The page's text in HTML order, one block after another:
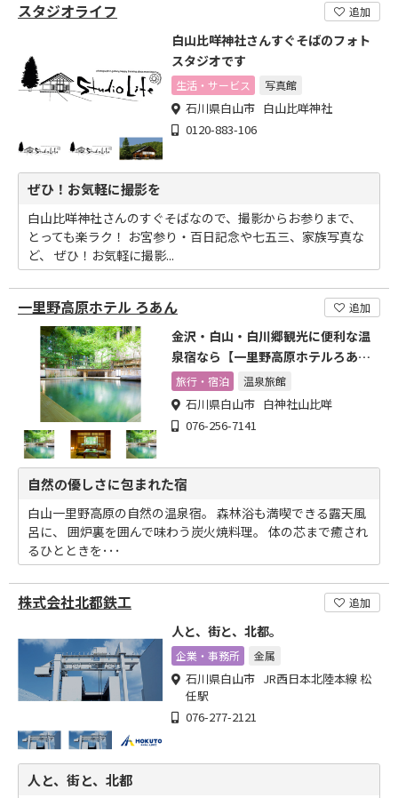
スタジオライフ 追加
白山比咩神社さんすぐそばのフォト
スタジオです
生活・サービス 写真館
石川県白山市 白山比咩神社
0120-883-106
ぜひ！お気軽に撮影を
白山比咩神社さんのすぐそばなので、撮影からお参りまで、
とっても楽ラク！ お宮参り・百日記念や七五三、家族写真な
ど、 ぜひ！お気軽に撮影...
一里野高原ホテル ろあん 追加
金沢・白山・白川郷観光に便利な温
泉宿なら【一里野高原ホテルろあ
ん】へ。
旅行・宿泊 温泉旅館
石川県白山市 白神社山比咩
076-256-7141
自然の優しさに包まれた宿
白山一里野高原の自然の温泉宿。 森林浴も満喫できる露天風
呂に、 囲炉裏を囲んで味わう炭火焼料理。 体の芯まで癒され
るひとときを･･･
株式会社北都鉄工 追加
人と、街と、北都。
企業・事務所 金属
石川県白山市 JR西日本北陸本線 松
任駅
076-277-2121
人と、街と、北都